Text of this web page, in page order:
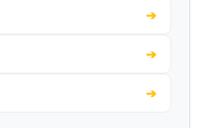
➔
➔
➔